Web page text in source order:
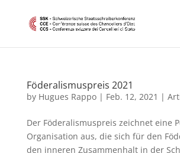
Föderalismuspreis 2021
by Hugues Rappo| Feb. 12, 2021 |
Der Föderalismuspreis zeichnet eine
Organisation aus, die sich für den
den inneren Zusammenhalt in der